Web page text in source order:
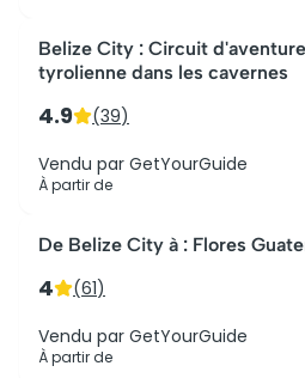
Belize City : Circuit
tyrolienne dans les cavernes
4.9 (39)
Vendu par GetYourGuide
À partir de
De Belize City à : Flores
4 (61)
Vendu par GetYourGuide
À partir de